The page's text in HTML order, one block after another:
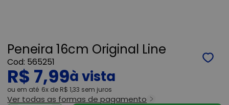
Peneira 16cm Original Line
565251
R$ 7,99
ou 6x de R$ 1,33 sem juros
Ver todas as formas de pagamento